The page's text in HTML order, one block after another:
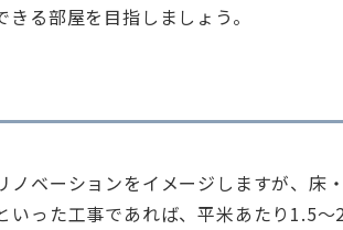
る部屋を目指しましょう。
ノベーションをイメージしますが、床
いった工事であれば、平米あたり1.5